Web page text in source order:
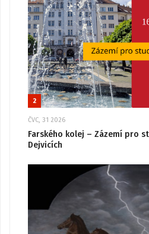
2
ČVC, 31 2026
Farského kolej – Zázemí pro
Dejvicích